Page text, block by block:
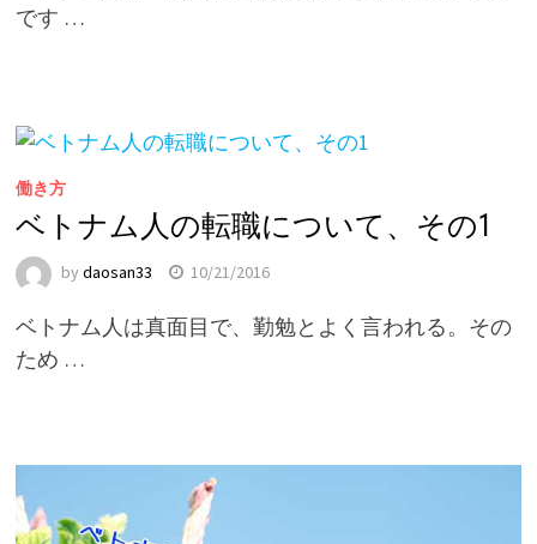
です …
働き方
ベトナム人の転職について、その1
by daosan33 10/21/2016
ベトナム人は真面目で、勤勉とよく言われる。その
ため …